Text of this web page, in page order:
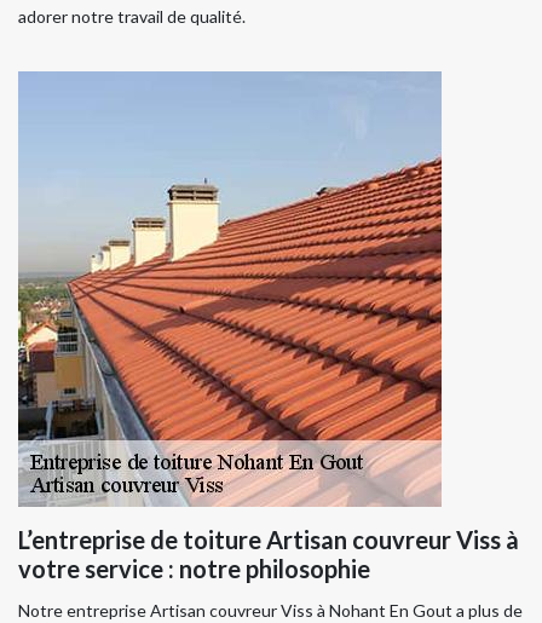
adorer notre travail de qualité.
L’entreprise de toiture Artisan couvreur Viss à
votre service : notre philosophie
Notre entreprise Artisan couvreur Viss à Nohant En Gout a plus de